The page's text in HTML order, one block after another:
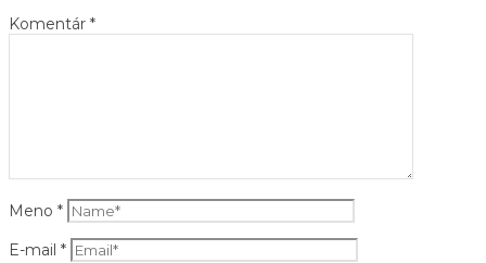
Komentár *
Meno *
E-mail *